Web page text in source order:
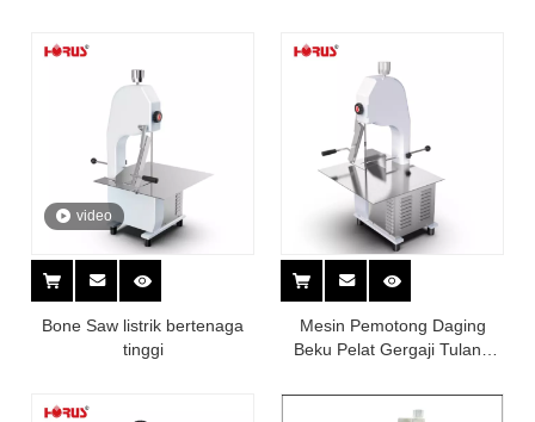
video
Bone Saw listrik bertenaga
tinggi
Mesin Pemotong Daging
Beku Pelat Gergaji Tulang